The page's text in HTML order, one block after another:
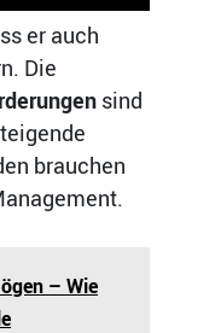
er auch
Die
sind
brauchen
– Wie